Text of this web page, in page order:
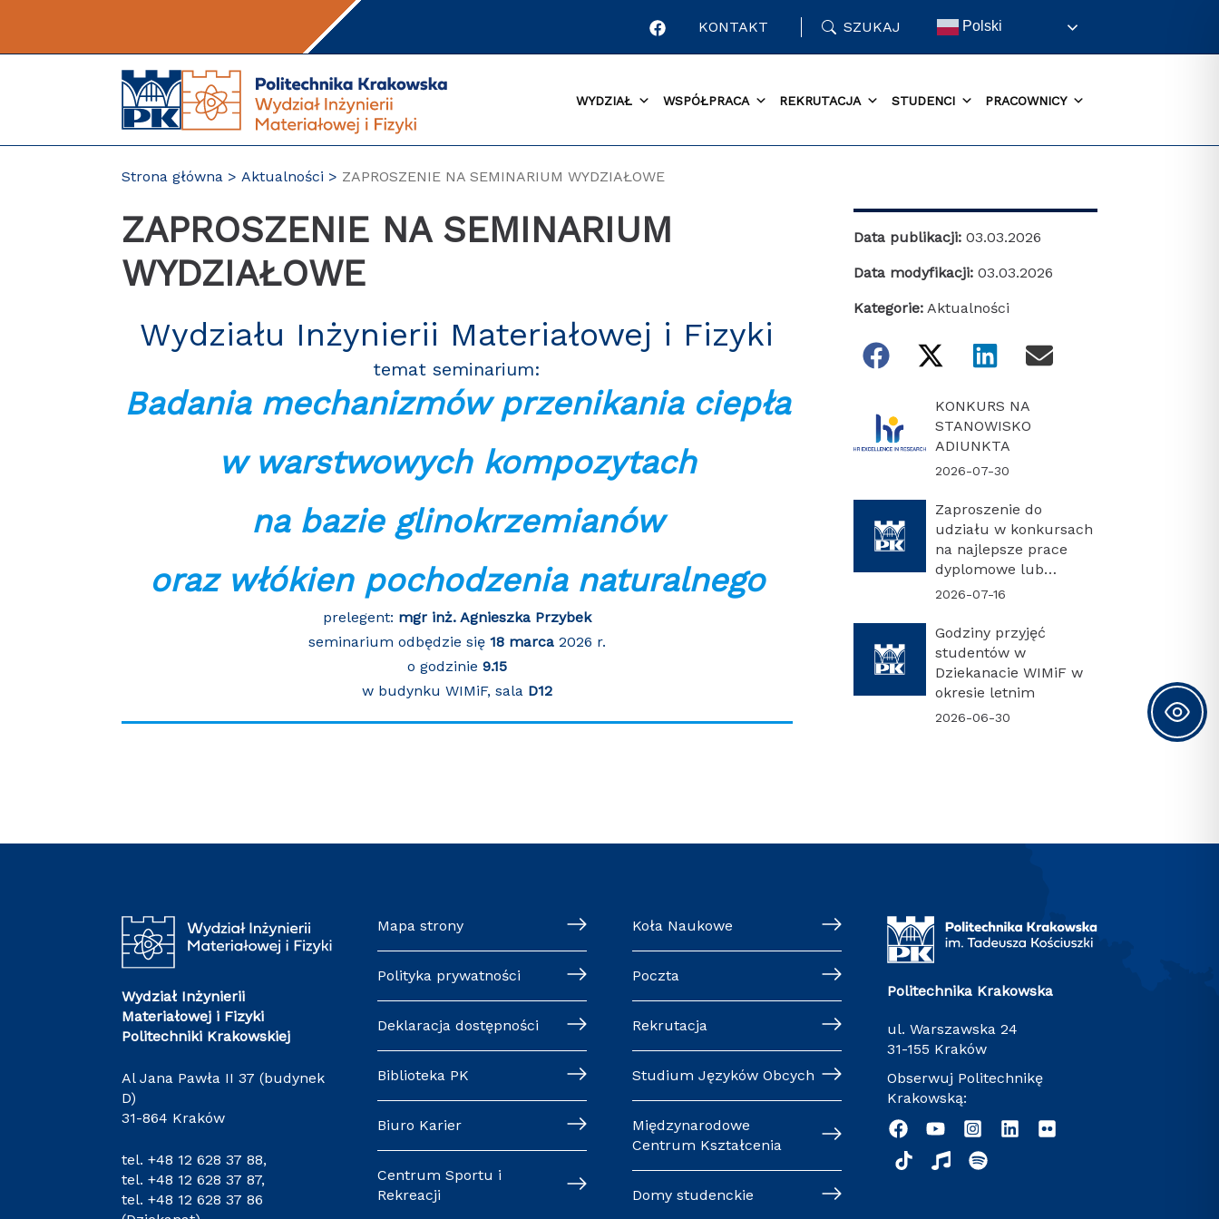
KONTAKT SZUKAJ Polski
WYDZIAŁ WSPÓŁPRACA REKRUTACJA STUDENCI PRACOWNICY
Strona główna Aktualności ZAPROSZENIE NA SEMINARIUM WYDZIAŁOWE
ZAPROSZENIE NA SEMINARIUM
WYDZIAŁOWE
Wydziału Inżynierii Materiałowej i Fizyki
temat seminarium:
Badania mechanizmów przenikania ciepła
w warstwowych kompozytach
na bazie glinokrzemianów
oraz włókien pochodzenia naturalnego
prelegent: mgr inż. Agnieszka Przybek
seminarium odbędzie się 18 marca2026 r.
o godzinie 9.15
w budynku WIMiF, sala D12
Data publikacji: 03.03.2026
Data modyfikacji: 03.03.2026
Kategorie: Aktualności
KONKURS NA
STANOWISKO
ADIUNKTA
2026-07-30
Zaproszenie do
udziału w konkursach
na najlepsze prace
dyplomowe lub
najlepszą rozprawę
2026-07-16
Godziny przyjęć
studentów w
Dziekanacie WIMiF w
okresie letnim
2026-06-30
Wydział Inżynierii
Materiałowej i Fizyki
Politechniki Krakowskiej
Al Jana Pawła II 37 (budynek
D)
31-864 Kraków
tel.+48 12 628 37 88,
tel.+48 12 628 37 87,
tel.+48 12 628 37 86
Mapa strony
Polityka prywatności
Deklaracja dostępności
Biblioteka PK
Biuro Karier
Centrum Sportu i
Rekreacji
Koła Naukowe
Poczta
Rekrutacja
Studium Języków Obcych
Międzynarodowe
Centrum Kształcenia
Domy studenckie
Politechnika Krakowska
ul. Warszawska 24
31-155 Kraków
Obserwuj Politechnikę
Krakowską: